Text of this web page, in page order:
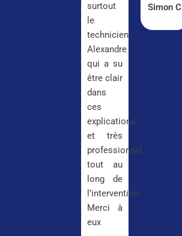
surtout
le
technicien
Alexandre
qui a su
être clair
dans
ces
explications
et très
professionnel
tout au
long de
l’intervention.
Merci à
eux
Simon C